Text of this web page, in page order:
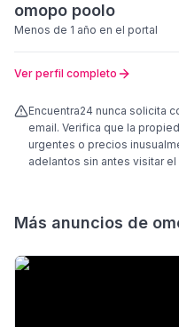
omopo poolo
Menos de 1 año en el portal
Ver perfil completo
Encuentra24 nunca solicita
email. Verifica que la
urgentes o precios
adelantos sin antes visitar el
Más anuncios de